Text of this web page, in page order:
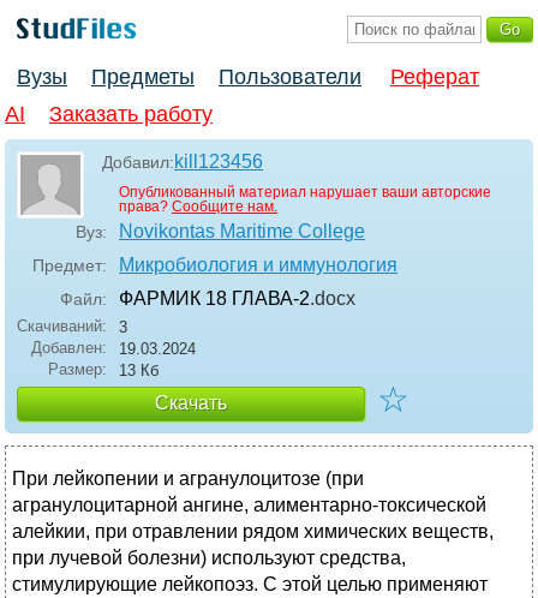
Вузы Предметы Пользователи
Реферат
AI
Заказать работу
Добавил:kill123456
Опубликованный материал нарушает ваши авторские
права? Сообщите нам.
Вуз: Novikontas Maritime College
Предмет: Микробиология и иммунология
Файл: ФАРМИК 18 ГЛАВА-2.docx
Скачиваний:
3
Добавлен:
19.03.2024
Размер:
13 Кб
Скачать ☆
При лейкопении и агранулоцитозе (при
агранулоцитарной ангине, алиментарно-токсической
алейкии, при отравлении рядом химических веществ,
при лучевой болезни) используют средства,
стимулирующие лейкопоэз. С этой целью применяют